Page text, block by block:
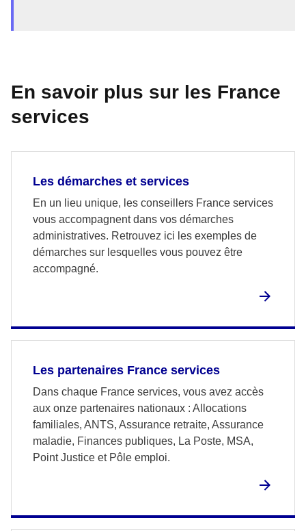
En savoir plus sur les France
services
Les démarches et services
En un lieu unique, les conseillers France services
vous accompagnent dans vos démarches
administratives. Retrouvez ici les exemples de
démarches sur lesquelles vous pouvez être
accompagné.
Les partenaires France services
Dans chaque France services, vous avez accès
aux onze partenaires nationaux : Allocations
familiales, ANTS, Assurance retraite, Assurance
maladie, Finances publiques, La Poste, MSA,
Point Justice et Pôle emploi.